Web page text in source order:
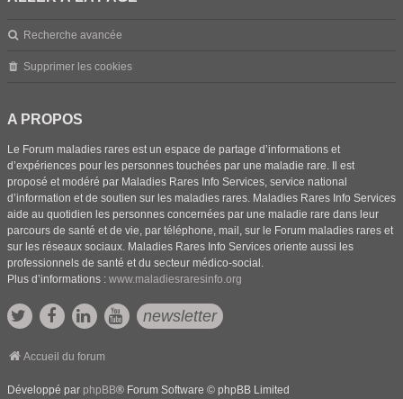
Recherche avancée
Supprimer les cookies
A PROPOS
Le Forum maladies rares est un espace de partage d’informations et
d’expériences pour les personnes touchées par une maladie rare. Il est
proposé et modéré par Maladies Rares Info Services, service national
d’information et de soutien sur les maladies rares. Maladies Rares Info Services
aide au quotidien les personnes concernées par une maladie rare dans leur
parcours de santé et de vie, par téléphone, mail, sur le Forum maladies rares et
sur les réseaux sociaux. Maladies Rares Info Services oriente aussi les
professionnels de santé et du secteur médico-social.
Plus d’informations : www.maladiesraresinfo.org
newsletter
Accueil du forum
Développé par phpBB® Forum Software © phpBB Limited